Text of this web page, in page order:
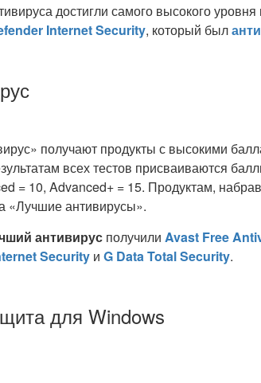
достигли самого высокого
Internet Security, который был
получают продукты с высокими
всех тестов присваиваются
= 10, Advanced+ = 15. Продуктам,
«Лучшие антивирусы».
антивирус получили Avast Free
Security и G Data Total Security.
для Windows